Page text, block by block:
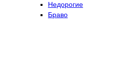
Недорогие
Браво